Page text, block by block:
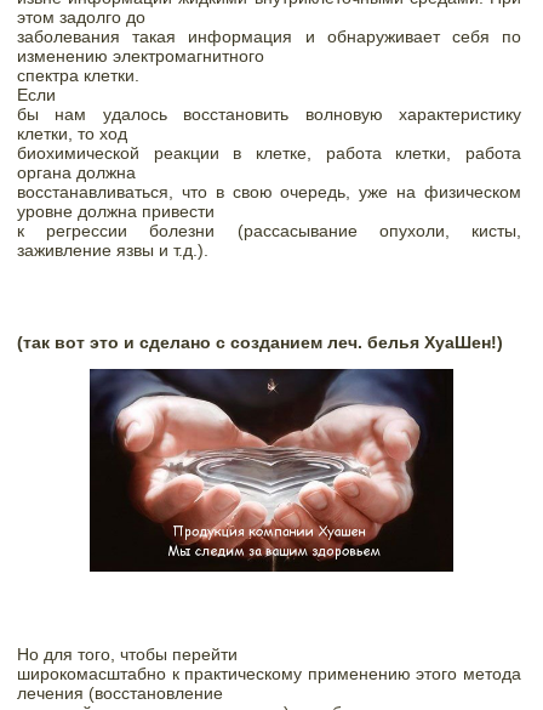
этом задолго до
заболевания такая информация и обнаруживает себя по
изменению электромагнитного
спектра клетки.
Если
бы нам удалось восстановить волновую характеристику
клетки, то ход
биохимической реакции в клетке, работа клетки, работа
органа должна
восстанавливаться, что в свою очередь, уже на физическом
уровне должна привести
к регрессии болезни (рассасывание опухоли, кисты,
заживление язвы и т.д.).
(так вот это и сделано с созданием леч. белья ХуаШен!)
Но для того, чтобы перейти
широкомасштабно к практическому применению этого метода
лечения (восстановление